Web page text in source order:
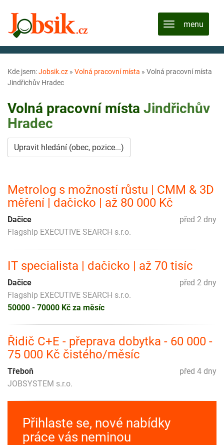
Kde jsem:Jobsik.cz » Volná pracovní místa » Volná pracovní místa
Jindřichův Hradec
Volná pracovní místa Jindřichův
Hradec
Upravit hledání (obec, pozice...)
Metrolog s možností růstu | CMM & 3D
měření | dačicko | až 80 000 Kč
před 2 dny
Dačice
Flagship EXECUTIVE SEARCH s.r.o.
IT specialista | dačicko | až 70 tisíc
před 2 dny
Dačice
Flagship EXECUTIVE SEARCH s.r.o.
50000 - 70000 Kč za měsíc
Řidič C+E - přeprava dobytka - 60 000 -
75 000 Kč čistého/měsíc
před 4 dny
Třeboň
JOBSYSTEM s.r.o.
Přihlaste se, nové nabídky
práce vás neminou